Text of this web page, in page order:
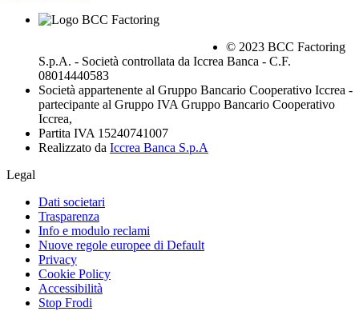
© 2023 BCC Factoring
S.p.A. - Società controllata da Iccrea Banca - C.F.
08014440583
Società appartenente al Gruppo Bancario Cooperativo Iccrea -
partecipante al Gruppo IVA Gruppo Bancario Cooperativo
Iccrea,
Partita IVA 15240741007
Realizzato da Iccrea Banca S.p.A
Legal
Dati societari
Trasparenza
Info e modulo reclami
Nuove regole europee di Default
Privacy
Cookie Policy
Accessibilità
Stop Frodi